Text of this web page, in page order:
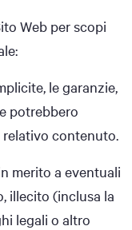
Web per scopi
le garanzie,
potrebbero
contenuto.
merito a eventuali
illecito (inclusa la
legali o altro